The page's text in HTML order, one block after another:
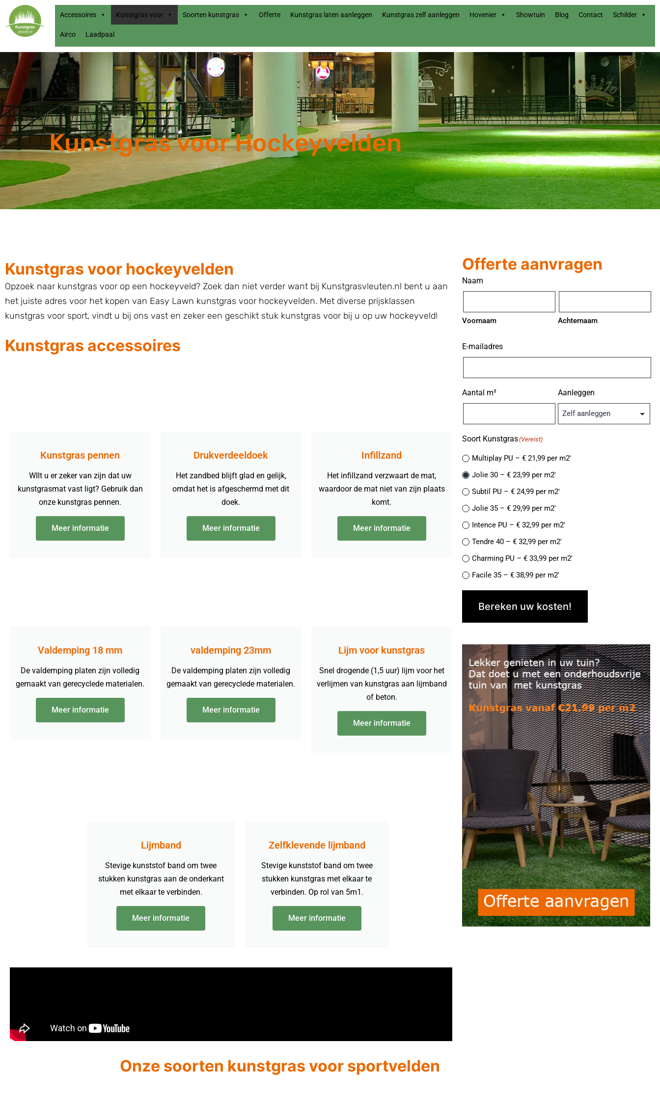
Accessoires Kunstgras voor Soorten kunstgras Offerte Kunstgras laten aanleggen Kunstgras zelf aanleggen Hovenier Showtuin Blog Contact Schilder
Airco Laadpaal
Kunstgras voor Hockeyvelden
Kunstgras voor hockeyvelden
Opzoek naar kunstgras voor op een hockeyveld? Zoek dan niet verder want bij Kunstgrasvleuten.nl bent u aan
het juiste adres voor het kopen van Easy Lawn kunstgras voor hockeyvelden. Met diverse prijsklassen
kunstgras voor sport, vindt u bij ons vast en zeker een geschikt stuk kunstgras voor bij u op uw hockeyveld!
Kunstgras accessoires
Kunstgras pennen
WIlt u er zeker van zijn dat uw
kunstgrasmat vast ligt? Gebruik dan
onze kunstgras pennen.
Meer informatie
Drukverdeeldoek
Het zandbed blijft glad en gelijk,
omdat het is afgeschermd met dit
doek.
Meer informatie
Infillzand
Het infillzand verzwaart de mat,
waardoor de mat niet van zijn plaats
komt.
Meer informatie
Valdemping 18 mm
De valdemping platen zijn volledig
gemaakt van gerecyclede materialen.
Meer informatie
valdemping 23mm
De valdemping platen zijn volledig
gemaakt van gerecyclede materialen.
Meer informatie
Lijm voor kunstgras
Snel drogende (1,5 uur) lijm voor het
verlijmen van kunstgras aan lijmband
of beton.
Meer informatie
Lijmband
Stevige kunststof band om twee
stukken kunstgras aan de onderkant
met elkaar te verbinden.
Meer informatie
Zelfklevende lijmband
Stevige kunststof band om twee
stukken kunstgras met elkaar te
verbinden. Op rol van 5m1.
Meer informatie
Offerte aanvragen
Naam
Voornaam Achternaam
E-mailadres
Aantal m² Aanleggen
Soort Kunstgras(Vereist)
Multiplay PU – € 21,99 per m2′
Jolie 30 – € 23,99 per m2′
Subtil PU – € 24,99 per m2′
Jolie 35 – € 29,99 per m2′
Intence PU – € 32,99 per m2′
Tendre 40 – € 32,99 per m2′
Charming PU – € 33,99 per m2′
Facile 35 – € 38,99 per m2′
Finesse de Luxe PU – € 38,99 per m2′
Naturelle 42- € 37,99 per m2′
Jolie 45 PU – € 39,99 per m2′
Recycle 40 – € 44,99 per m2′
Magnifique 52 – €49,99 per m2′
Meilleur 50 – €52,99 per m2′
Bereken uw kosten!
Onze soorten kunstgras voor sportvelden